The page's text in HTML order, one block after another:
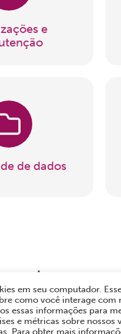
e
de dados
em seu computador.
como você interage com
essas informações para
e métricas sobre nossos
Para obter mais